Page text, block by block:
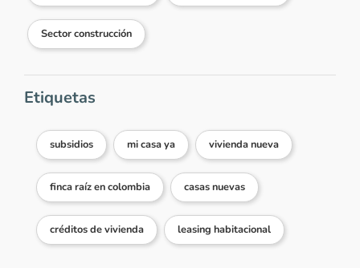
Sector construcción
Etiquetas
subsidios mi casa ya vivienda nueva
finca raíz en colombia casas nuevas
créditos de vivienda leasing habitacional